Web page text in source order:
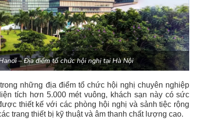
– Địa điểm tổ chức hội nghị tại Hà Nội
những địa điểm tổ chức hội nghị chuyên nghiệp
tích hơn 5.000 mét vuông, khách sạn này có sức
thiết kế với các phòng hội nghị và sảnh tiệc rộng
trang thiết bị kỹ thuật và âm thanh chất lượng cao.